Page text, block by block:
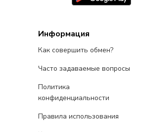
Информация
Как совершить обмен?
Часто задаваемые вопросы
Политика
конфиденциальности
Правила использования